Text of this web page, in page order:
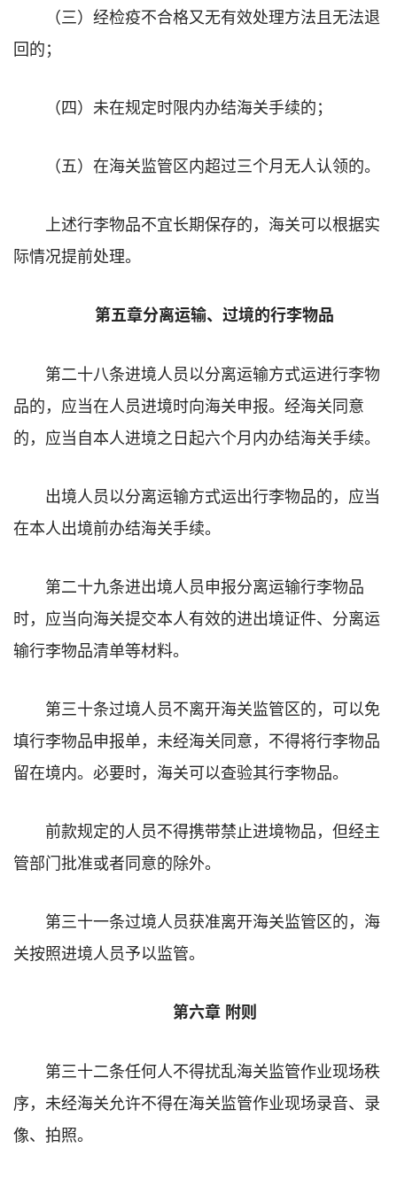
（三）经检疫不合格又无有效处理方法且无法退
回的；
（四）未在规定时限内办结海关手续的；
（五）在海关监管区内超过三个月无人认领的。
上述行李物品不宜长期保存的，海关可以根据实
际情况提前处理。
第五章分离运输、过境的行李物品
第二十八条进境人员以分离运输方式运进行李物
品的，应当在人员进境时向海关申报。经海关同意
的，应当自本人进境之日起六个月内办结海关手续。
出境人员以分离运输方式运出行李物品的，应当
在本人出境前办结海关手续。
第二十九条进出境人员申报分离运输行李物品
时，应当向海关提交本人有效的进出境证件、分离运
输行李物品清单等材料。
第三十条过境人员不离开海关监管区的，可以免
填行李物品申报单，未经海关同意，不得将行李物品
留在境内。必要时，海关可以查验其行李物品。
前款规定的人员不得携带禁止进境物品，但经主
管部门批准或者同意的除外。
第三十一条过境人员获准离开海关监管区的，海
关按照进境人员予以监管。
第六章 附则
第三十二条任何人不得扰乱海关监管作业现场秩
序，未经海关允许不得在海关监管作业现场录音、录
像、拍照。